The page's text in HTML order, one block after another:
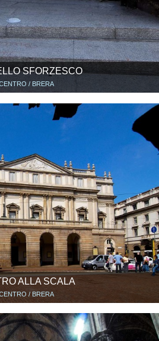
SFORZESCO
/ BRERA
ALLA SCALA
/ BRERA